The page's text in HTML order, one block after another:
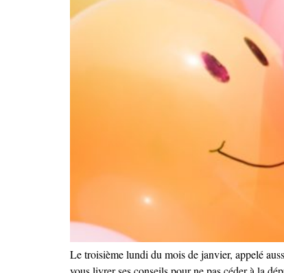
Le troisième lundi du mois de janvier, appelé